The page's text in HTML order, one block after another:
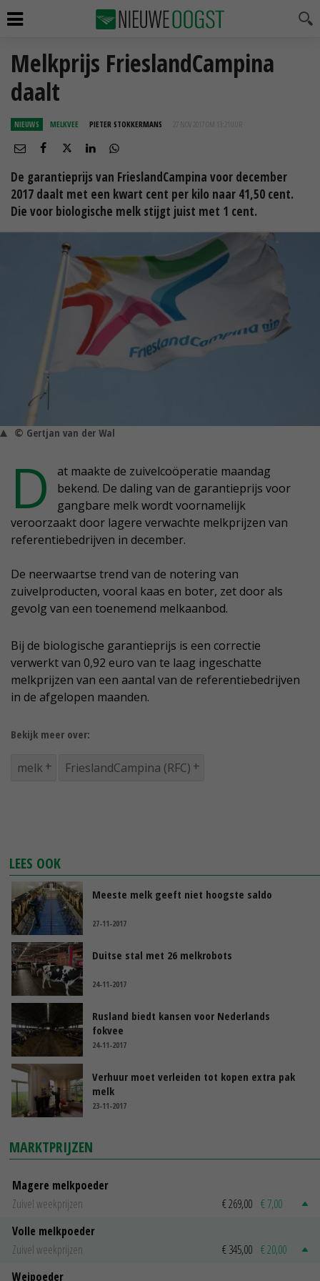
Melkprijs FrieslandCampina
daalt
NIEUWS MELKVEE PIETER STOKKERMANS 27 NOV 2017 OM 13:21
De garantieprijs van FrieslandCampina voor december
2017 daalt met een kwart cent per kilo naar 41,50 cent.
Die voor biologische melk stijgt juist met 1 cent.
© Gertjan van der Wal
D
at maakte de zuivelcoöperatie maandag
bekend. De daling van de garantieprijs voor
gangbare melk wordt voornamelijk
veroorzaakt door lagere verwachte melkprijzen van
referentiebedrijven in december.
De neerwaartse trend van de notering van
zuivelproducten, vooral kaas en boter, zet door als
gevolg van een toenemend melkaanbod.
Bij de biologische garantieprijs is een correctie
verwerkt van 0,92 euro van te laag ingeschatte
melkprijzen van een aantal van de referentiebedrijven
in de afgelopen maanden.
Bekijk meer over:
melk FrieslandCampina (RFC)
LEES OOK
Meeste melk geeft niet hoogste saldo
27-11-2017
Duitse stal met 26 melkrobots
24-11-2017
Rusland biedt kansen voor Nederlands
fokvee
24-11-2017
Verhuur moet verleiden tot kopen extra pak
melk
23-11-2017
MARKTPRIJZEN
Magere melkpoeder
Zuivel weekprijzen
€ 269,00 € 7,00
Volle melkpoeder
Zuivel weekprijzen
€ 345,00 € 20,00
Weipoeder